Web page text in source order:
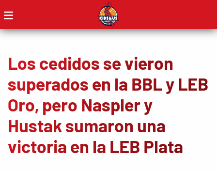
Los cedidos se vieron
superados en la BBL y LEB
Oro, pero Naspler y
Hustak sumaron una
victoria en la LEB Plata